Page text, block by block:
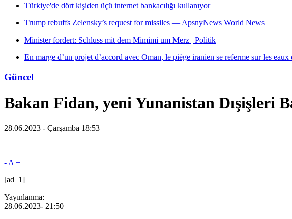
Türkiye'de dört kişiden üçü internet bankacılığı kullanıyor
Trump rebuffs Zelensky’s request for missiles — ApsnyNews World News
Minister fordert: Schluss mit dem Mimimi um Merz | Politik
En marge d’un projet d’accord avec Oman, le piège iranien se referme sur les eaux
Güncel
Bakan Fidan, yeni Yunanistan Dışişleri
28.06.2023 - Çarşamba 18:53
- A +
[ad_1]
Yayınlanma:
28.06.2023- 21:50